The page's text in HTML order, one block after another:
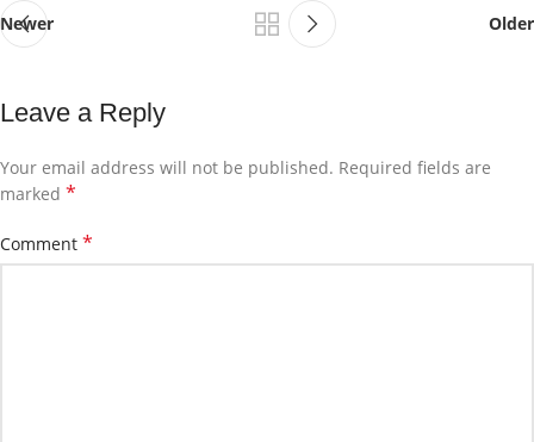
Newer Older
Leave a Reply
Your email address will not be published. Required fields are
marked *
Comment *